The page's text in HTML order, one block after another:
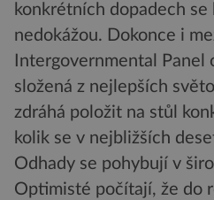
konkrétních dopadech
nedokážou. Dokonce i
Intergovernmental Panel
složená z nejlepších
zdráhá položit na stůl
kolik se v nejbližších
Odhady se pohybují v
Optimisté počítají, že do